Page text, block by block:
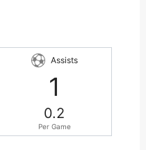
Assists
1
0.2
Per Game